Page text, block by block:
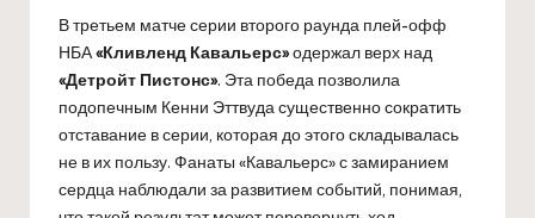
В третьем матче серии второго раунда плей-офф
НБА«Кливленд Кавальерс»одержал верх над
«Детройт Пистонс». Эта победа позволила
подопечным Кенни Эттвуда существенно сократить
отставание в серии, которая до этого складывалась
не в их пользу. Фанаты «Кавальерс» с замиранием
сердца наблюдали за развитием событий, понимая,